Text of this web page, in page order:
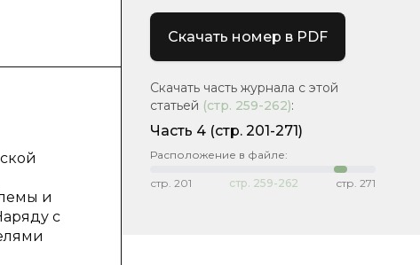
и
с
Скачать номер в PDF
Скачать часть журнала с этой
статьей (стр. 259-262):
Часть 4 (стр. 201-271)
Расположение в файле:
стр. 201 стр. 259-262 стр. 271